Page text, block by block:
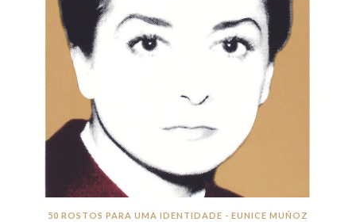
50 ROSTOS PARA UMA IDENTIDADE - EUNICE MUÑOZ